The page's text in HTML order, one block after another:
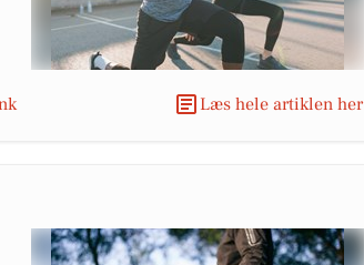
Læs hele artiklen her